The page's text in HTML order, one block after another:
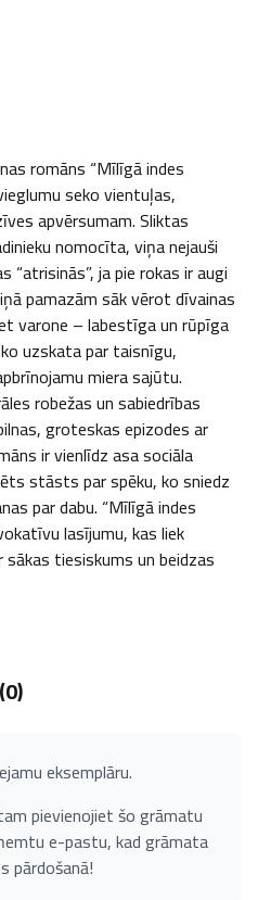
romāns “Mīlīgā indes
seko vientuļas,
apvērsumam. Sliktas
nomocīta, viņa nejauši
“atrisinās”, ja pie rokas ir augi
pamazām sāk vērot dīvainas
varone – labestīga un rūpīga
uzskata par taisnīgu,
miera sajūtu.
robežas un sabiedrības
groteskas epizodes ar
ir vienlīdz asa sociāla
stāsts par spēku, ko sniedz
par dabu. “Mīlīgā indes
lasījumu, kas liek
tiesiskums un beidzas
0)
eksemplāru.
pievienojiet šo grāmatu
e-pastu, kad grāmata
pārdošanā!